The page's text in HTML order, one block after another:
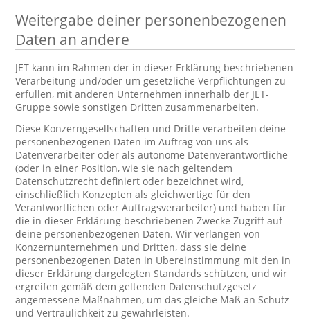
Weitergabe deiner personenbezogenen
Daten an andere
JET kann im Rahmen der in dieser Erklärung beschriebenen
Verarbeitung und/oder um gesetzliche Verpflichtungen zu
erfüllen, mit anderen Unternehmen innerhalb der JET-
Gruppe sowie sonstigen Dritten zusammenarbeiten.
Diese Konzerngesellschaften und Dritte verarbeiten deine
personenbezogenen Daten im Auftrag von uns als
Datenverarbeiter oder als autonome Datenverantwortliche
(oder in einer Position, wie sie nach geltendem
Datenschutzrecht definiert oder bezeichnet wird,
einschließlich Konzepten als gleichwertige für den
Verantwortlichen oder Auftragsverarbeiter) und haben für
die in dieser Erklärung beschriebenen Zwecke Zugriff auf
deine personenbezogenen Daten. Wir verlangen von
Konzernunternehmen und Dritten, dass sie deine
personenbezogenen Daten in Übereinstimmung mit den in
dieser Erklärung dargelegten Standards schützen, und wir
ergreifen gemäß dem geltenden Datenschutzgesetz
angemessene Maßnahmen, um das gleiche Maß an Schutz
und Vertraulichkeit zu gewährleisten.